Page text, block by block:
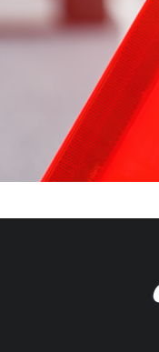
Pagina non disponibile
هذه الصفحة غير متوفرة